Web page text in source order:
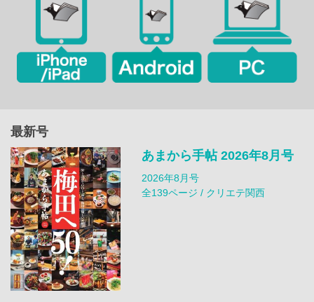
最新号
あまから手帖 2026年8月号
2026年8月号
全139ページ / クリエテ関西